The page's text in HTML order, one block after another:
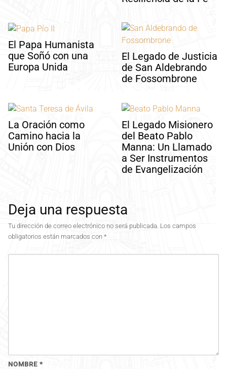
El Papa Humanista
que Soñó con una
Europa Unida
El Legado de Justicia
de San Aldebrando
de Fossombrone
La Oración como
Camino hacia la
Unión con Dios
El Legado Misionero
del Beato Pablo
Manna: Un Llamado
a Ser Instrumentos
de Evangelización
Deja una respuesta
Tu dirección de correo electrónico no será publicada. Los campos
obligatorios están marcados con *
NOMBRE *